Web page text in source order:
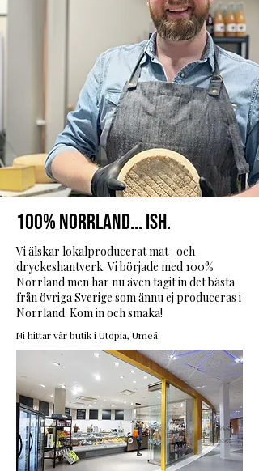
100% Norrland... ish.
Vi älskar lokalproducerat mat- och
dryckeshantverk. Vi började med 100%
Norrland men har nu även tagit in det bästa
från övriga Sverige som ännu ej produceras i
Norrland. Kom in och smaka!
Ni hittar vår butik i Utopia, Umeå.